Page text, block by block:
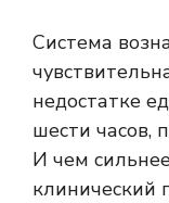
Система
недостатке
шести часов,
И чем
клинический